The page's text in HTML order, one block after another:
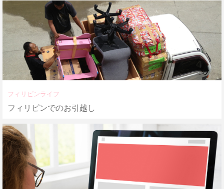
フィリピンライフ
フィリピンでのお引越し